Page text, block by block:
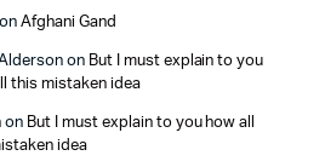
onAfghani Gand
on But I must explain to you
this mistaken idea
on But I must explain to you how all
idea